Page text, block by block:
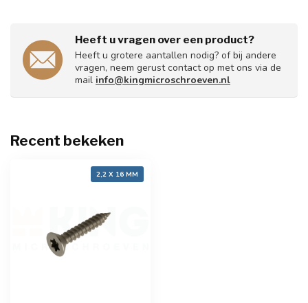
Heeft u vragen over een product?
Heeft u grotere aantallen nodig? of bij andere
vragen, neem gerust contact op met ons via de
mail info@kingmicroschroeven.nl
Recent bekeken
2,2 X 16 MM